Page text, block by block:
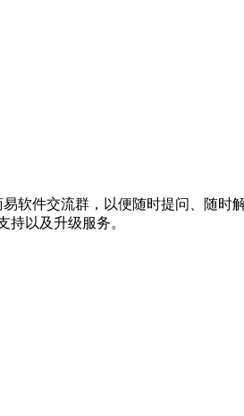
软件交流群，以便随时提问、随时
持以及升级服务。